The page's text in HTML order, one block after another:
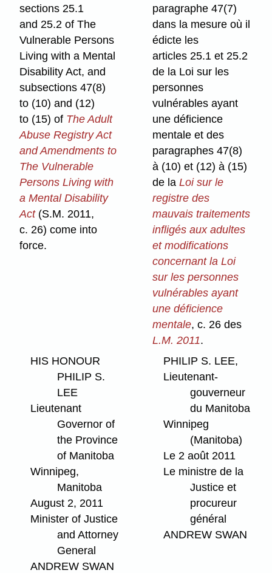
sections 25.1
and 25.2 of The
Vulnerable Persons
Living with a Mental
Disability Act, and
subsections 47(8)
to (10) and (12)
to (15) of The Adult
Abuse Registry Act
and Amendments to
The Vulnerable
Persons Living with
a Mental Disability
Act(S.M. 2011,
c. 26) come into
force.
paragraphe 47(7)
dans la mesure où il
édicte les
articles 25.1 et 25.2
de la Loi sur les
personnes
vulnérables ayant
une déficience
mentale et des
paragraphes 47(8)
à (10) et (12) à (15)
de laLoi sur le
registre des
mauvais traitements
infligés aux adultes
et modifications
concernant la Loi
sur les personnes
vulnérables ayant
une déficience
mentale, c. 26 des
L.M. 2011.
HIS HONOUR
PHILIP S.
LEE
Lieutenant
Governor of
the Province
of Manitoba
Winnipeg,
Manitoba
August 2, 2011
Minister of Justice
and Attorney
General
ANDREW SWAN
PHILIP S. LEE,
Lieutenant-
gouverneur
du Manitoba
Winnipeg
(Manitoba)
Le 2 août 2011
Le ministre de la
Justice et
procureur
général
ANDREW SWAN